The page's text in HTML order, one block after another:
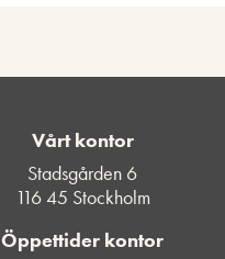
Vårt kontor
Stadsgården 6
116 45 Stockholm
Öppettider kontor